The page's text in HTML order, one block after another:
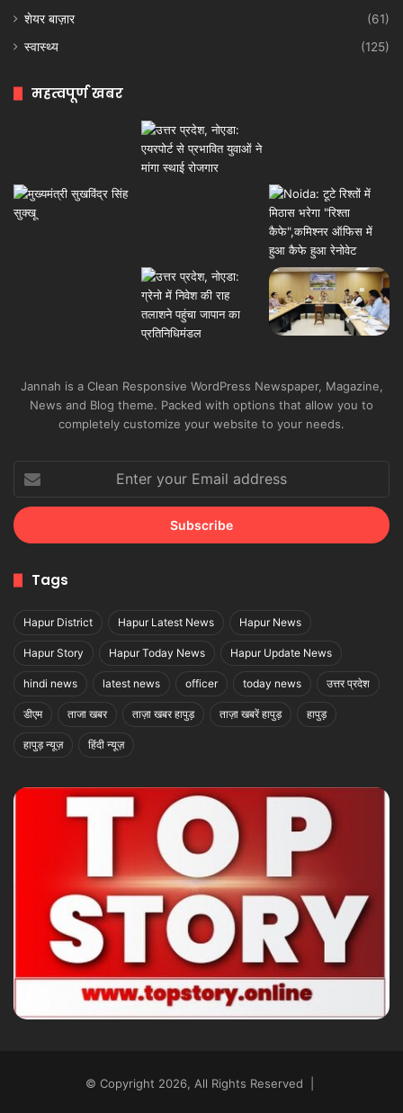
शेयर बाज़ार
(61)
स्वास्थ्य
(125)
महत्वपूर्ण खबर
Jannah is a Clean Responsive WordPress Newspaper, Magazine,
News and Blog theme. Packed with options that allow you to
completely customize your website to your needs.
your
Email
address
Tags
Hapur District Hapur Latest News Hapur News
Hapur Story Hapur Today News Hapur Update News
hindi news latest news officer today news उत्तर प्रदेश
डीएम ताजा खबर ताज़ा खबर हापुड़ ताज़ा खबरें हापुड़ हापुड़
हापुड़ न्यूज़ हिंदी न्यूज़
© Copyright 2026, All Rights Reserved |